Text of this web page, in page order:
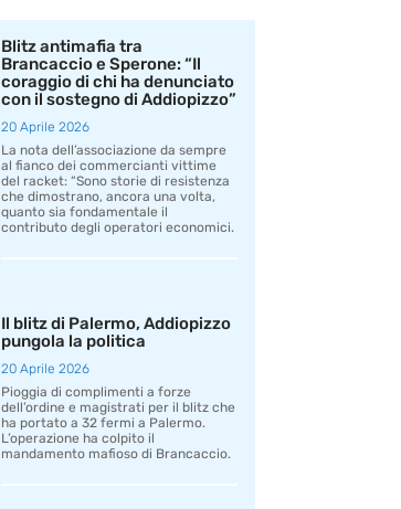
Blitz antimafia tra
Brancaccio e Sperone: “Il
coraggio di chi ha denunciato
con il sostegno di Addiopizzo”
20 Aprile 2026
La nota dell’associazione da sempre
al fianco dei commercianti vittime
del racket: “Sono storie di resistenza
che dimostrano, ancora una volta,
quanto sia fondamentale il
contributo degli operatori economici.
Il blitz di Palermo, Addiopizzo
pungola la politica
20 Aprile 2026
Pioggia di complimenti a forze
dell’ordine e magistrati per il blitz che
ha portato a 32 fermi a Palermo.
L’operazione ha colpito il
mandamento mafioso di Brancaccio.